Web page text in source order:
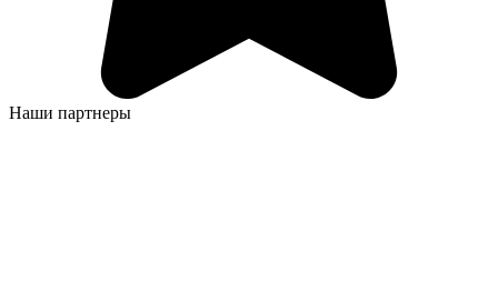
Наши партнеры